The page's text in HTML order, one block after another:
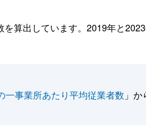
算出しています。2019年と
一事業所あたり平均従業者数 」